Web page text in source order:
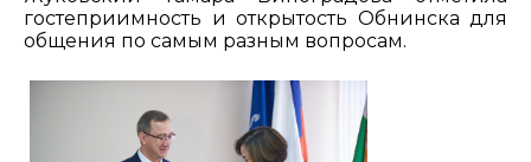
гостеприимность и открытость Обнинска для
общения по самым разным вопросам.